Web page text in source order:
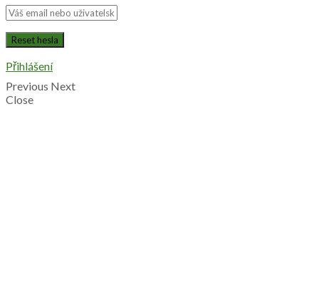
Přihlášení
Previous Next
Close